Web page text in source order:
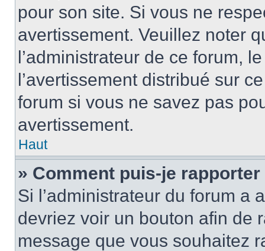
pour son site. Si vous ne
avertissement. Veuillez noter
l’administrateur de ce forum,
l’avertissement distribué sur
forum si vous ne savez pas
avertissement.
Haut
» Comment puis-je
Si l’administrateur du forum a
devriez voir un bouton afin de
message que vous souhaitez